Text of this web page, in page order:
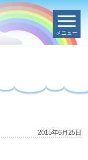
メニュー
2015年6月25日